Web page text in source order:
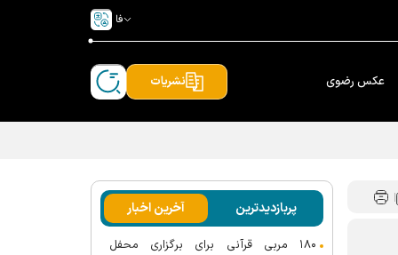
فا
عکس رضوی نشریات
پربازدیدترین آخرین اخبار
۱۸۰ مربی قرآنی برای برگزاری محفل